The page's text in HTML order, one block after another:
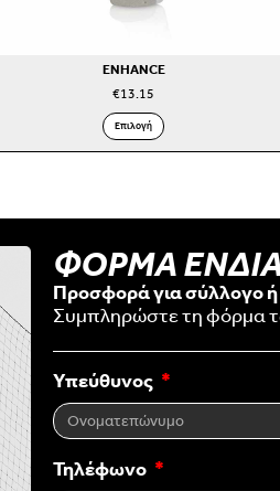
ENHANCE
€13.15
Επιλογή
ΦΟΡΜΑ
Προσφορά για σύλλογο
Συμπληρώστε τη φόρμα
Υπεύθυνος
Τηλέφωνο